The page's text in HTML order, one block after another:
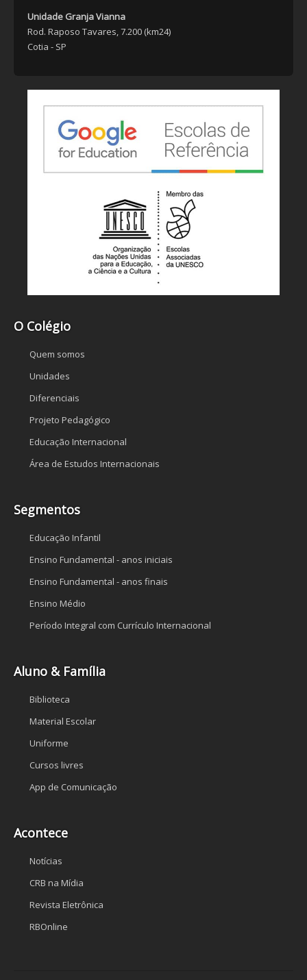
Unidade Granja Vianna
Rod. Raposo Tavares, 7.200 (km24)
Cotia - SP
O Colégio
Quem somos
Unidades
Diferenciais
Projeto Pedagógico
Educação Internacional
Área de Estudos Internacionais
Segmentos
Educação Infantil
Ensino Fundamental - anos iniciais
Ensino Fundamental - anos finais
Ensino Médio
Período Integral com Currículo Internacional
Aluno & Família
Biblioteca
Material Escolar
Uniforme
Cursos livres
App de Comunicação
Acontece
Notícias
CRB na Mídia
Revista Eletrônica
RBOnline